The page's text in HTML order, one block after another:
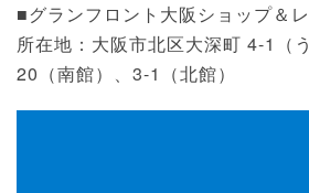
■グランフロント大阪ショップ＆
所在地：大阪市北区大深町 4-1（
20（南館）、3-1（北館）